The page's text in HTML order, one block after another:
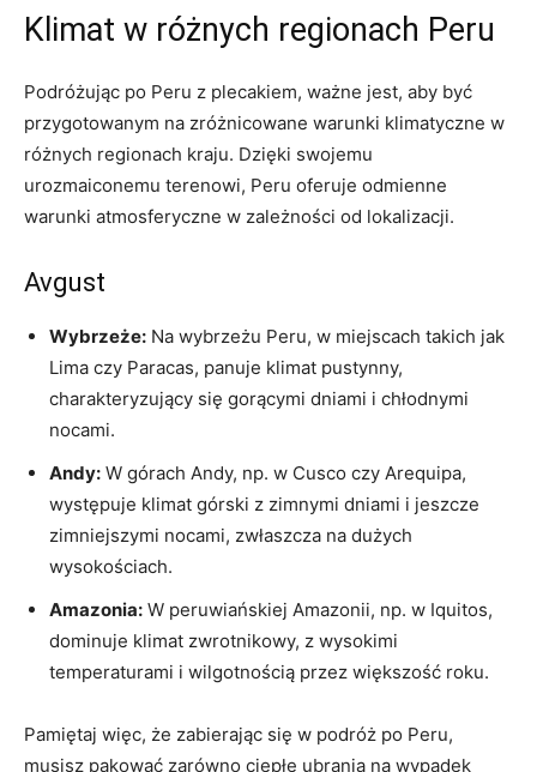
Klimat w różnych ⁤regionach Peru
Podróżując po Peru z plecakiem, ważne jest, aby być
przygotowanym na ​zróżnicowane warunki klimatyczne w
różnych regionach kraju. Dzięki swojemu
urozmaiconemu terenowi, Peru oferuje odmienne
warunki atmosferyczne w zależności od lokalizacji.
Avgust
Wybrzeże: Na wybrzeżu Peru, w ⁢miejscach takich jak
Lima czy Paracas, panuje klimat pustynny,
charakteryzujący się gorącymi ​dniami i chłodnymi
nocami.
Andy: ⁢W górach Andy, np. w Cusco czy Arequipa,
występuje klimat górski z zimnymi dniami i jeszcze
zimniejszymi nocami, ⁢zwłaszcza na dużych
wysokościach.
Amazonia: W peruwiańskiej Amazonii,​ np. w Iquitos,
dominuje klimat zwrotnikowy, z wysokimi
temperaturami⁣ i wilgotnością przez ⁤większość roku.
Pamiętaj więc, że⁤ zabierając się ‌w podróż po ⁣Peru,
musisz pakować zarówno ⁢ciepłe ubrania na wypadek